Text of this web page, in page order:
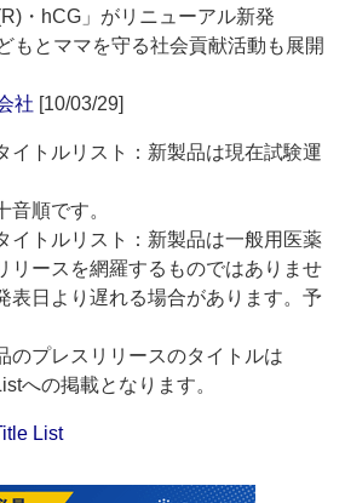
・hCG」がリニューアル新発
とママを守る社会貢献活動も展開
社 [10/03/29]
イトルリスト：新製品は現在試験運
音順です。
イトルリスト：新製品は一般用医薬
リースを網羅するものではありませ
表日より遅れる場合があります。予
のプレスリリースのタイトルは
への掲載となります。
List